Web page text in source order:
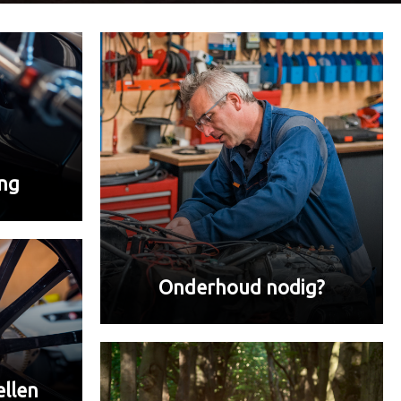
Onderhoud nodig?